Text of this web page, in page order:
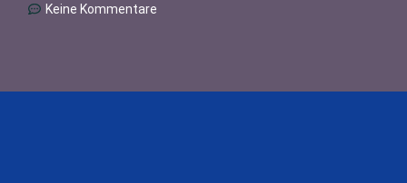
Keine Kommentare